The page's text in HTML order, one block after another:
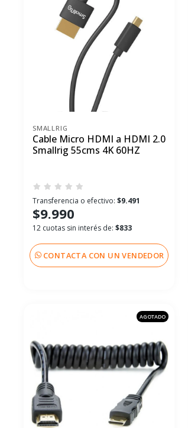
SMALLRIG
Cable Micro HDMI a HDMI 2.0
Smallrig 55cms 4K 60HZ
Transferencia o efectivo: $9.491
$9.990
12 cuotas sin interés de: $833
CONTACTA CON UN VENDEDOR
AGOTADO